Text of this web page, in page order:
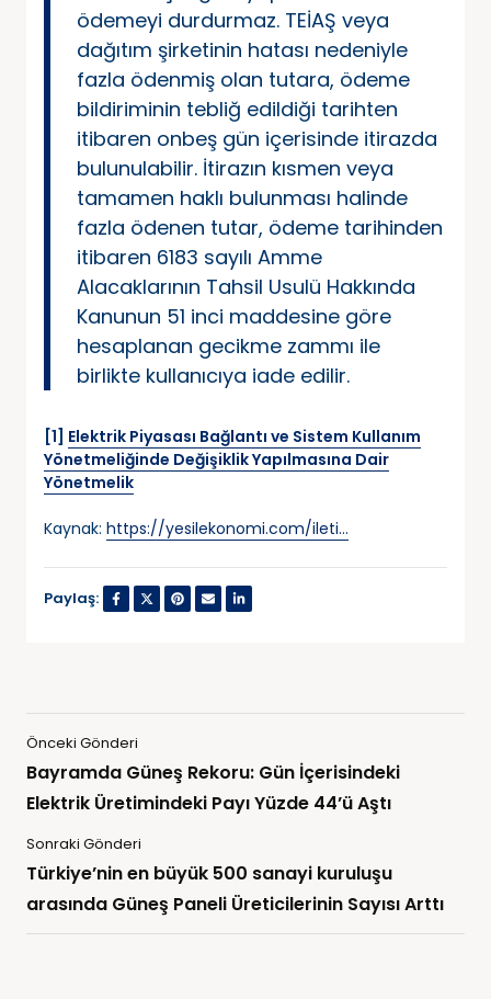
ödemeyi durdurmaz. TEİAŞ veya
dağıtım şirketinin hatası nedeniyle
fazla ödenmiş olan tutara, ödeme
bildiriminin tebliğ edildiği tarihten
itibaren onbeş gün içerisinde itirazda
bulunulabilir. İtirazın kısmen veya
tamamen haklı bulunması halinde
fazla ödenen tutar, ödeme tarihinden
itibaren 6183 sayılı Amme
Alacaklarının Tahsil Usulü Hakkında
Kanunun 51 inci maddesine göre
hesaplanan gecikme zammı ile
birlikte kullanıcıya iade edilir.
[1] Elektrik Piyasası Bağlantı ve Sistem Kullanım
Yönetmeliğinde Değişiklik Yapılmasına Dair
Yönetmelik
Kaynak: https://yesilekonomi.com/ileti…
Paylaş:
Önceki Gönderi
Bayramda Güneş Rekoru: Gün İçerisindeki
Elektrik Üretimindeki Payı Yüzde 44’ü Aştı
Sonraki Gönderi
Türkiye’nin en büyük 500 sanayi kuruluşu
arasında Güneş Paneli Üreticilerinin Sayısı Arttı